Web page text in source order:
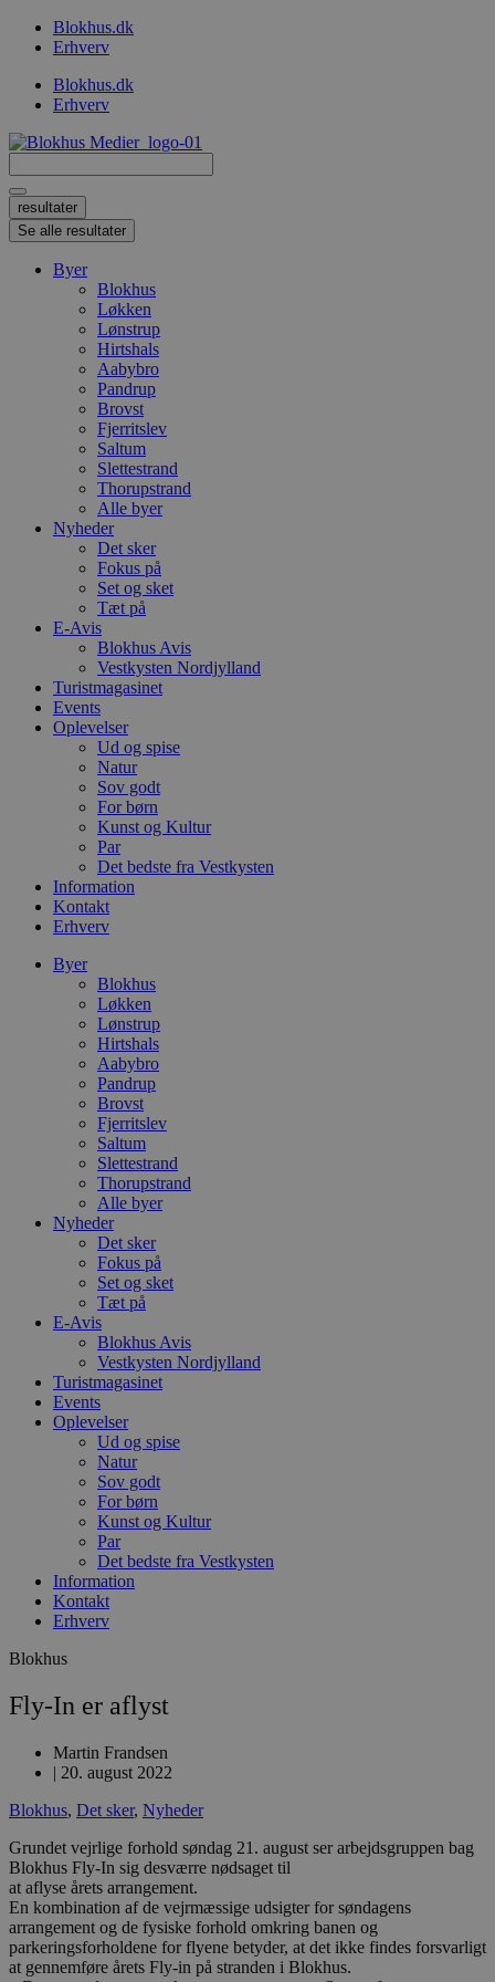
VidereBlokhus.dk
Erhverv
Blokhus.dk
Erhverv
...
resultater
Se alle resultater
Byer
Blokhus
Løkken
Lønstrup
Hirtshals
Aabybro
Pandrup
Brovst
Fjerritslev
Saltum
Slettestrand
Thorupstrand
Alle byer
Nyheder
Det sker
Fokus på
Set og sket
Tæt på
E-Avis
Blokhus Avis
Vestkysten Nordjylland
Turistmagasinet
Events
Oplevelser
Ud og spise
Natur
Sov godt
For børn
Kunst og Kultur
Par
Det bedste fra Vestkysten
Information
Kontakt
Erhverv
Byer
Blokhus
Løkken
Lønstrup
Hirtshals
Aabybro
Pandrup
Brovst
Fjerritslev
Saltum
Slettestrand
Thorupstrand
Alle byer
Nyheder
Det sker
Fokus på
Set og sket
Tæt på
E-Avis
Blokhus Avis
Vestkysten Nordjylland
Turistmagasinet
Events
Oplevelser
Ud og spise
Natur
Sov godt
For børn
Kunst og Kultur
Par
Det bedste fra Vestkysten
Information
Kontakt
Erhverv
Blokhus
Fly-In er aflyst
Martin Frandsen
| 20. august 2022
Blokhus, Det sker, Nyheder
Grundet vejrlige forhold søndag 21. august ser arbejdsgruppen bag
Blokhus Fly-In sig desværre nødsaget til
at aflyse årets arrangement.
En kombination af de vejrmæssige udsigter for søndagens
arrangement og de fysiske forhold omkring banen og
parkeringsforholdene for flyene betyder, at det ikke findes forsvarligt
at gennemføre årets Fly-in på stranden i Blokhus.